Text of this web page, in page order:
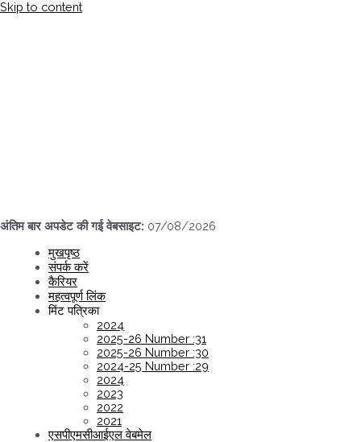
Skip to content
अंतिम बार अपडेट की गई वेबसाइट: 07/08/2026
मुखपृष्ठ
संपर्क करें
कैरियर
महत्वपूर्ण लिंक
मिंट पत्रिका
2024
2025-26 Number :31
2025-26 Number :30
2024-25 Number :29
2024
2023
2022
2021
एसपीएमसीआईएल वेबमेल